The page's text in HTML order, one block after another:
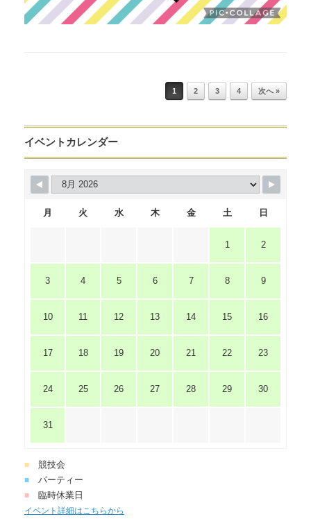
1 2 3 4 次へ »
イベントカレンダー
月 火 水 木 金 土 日
1 2
3 4 5 6 7 8 9
10 11 12 13 14 15 16
17 18 19 20 21 22 23
24 25 26 27 28 29 30
31
■ 競技会
■ パーティー
■ 臨時休業日
イベント詳細はこちらから